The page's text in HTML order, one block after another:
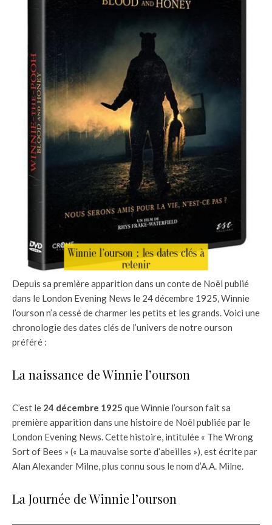
Depuis sa première apparition dans un conte de Noël publié
dans le London Evening News le 24 décembre 1925, Winnie
l’ourson n’a cessé de charmer les petits et les grands. Voici une
chronologie des dates clés de l’univers de notre ourson
préféré :
La naissance de Winnie l’ourson
C’est le 24 décembre 1925 que Winnie l’ourson fait sa
première apparition dans une histoire de Noël publiée par le
London Evening News. Cette histoire, intitulée « The Wrong
Sort of Bees » (« La mauvaise sorte d’abeilles »), est écrite par
Alan Alexander Milne, plus connu sous le nom d’A.A. Milne.
La Journée de Winnie l’ourson